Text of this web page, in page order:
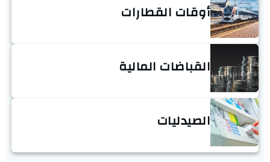
أوقات القطارات
القباضات المالية
الصيدليات